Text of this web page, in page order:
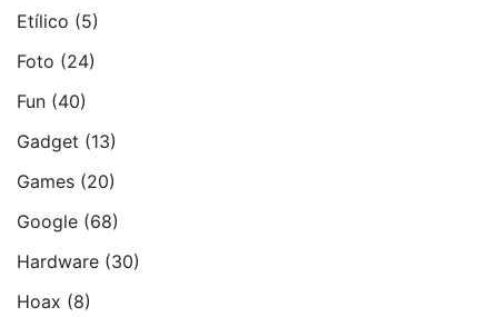
Etí­lico (5)
Foto (24)
Fun (40)
Gadget (13)
Games (20)
Google (68)
Hardware (30)
Hoax (8)